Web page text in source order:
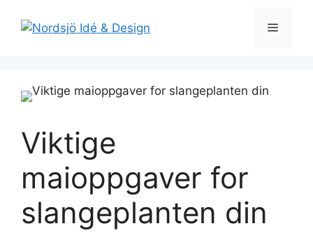
Menu
Viktige
maioppgaver for
slangeplanten din